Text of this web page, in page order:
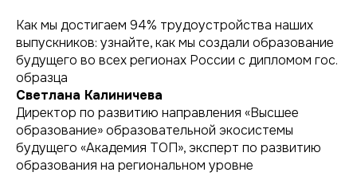
Как мы достигаем 94% трудоустройства наших
выпускников: узнайте, как мы создали образование
будущего во всех регионах России с дипломом гос.
образца
Светлана Калиничева
Директор по развитию направления «Высшее
образование» образовательной экосистемы
будущего «Академия ТОП», эксперт по развитию
образования на региональном уровне